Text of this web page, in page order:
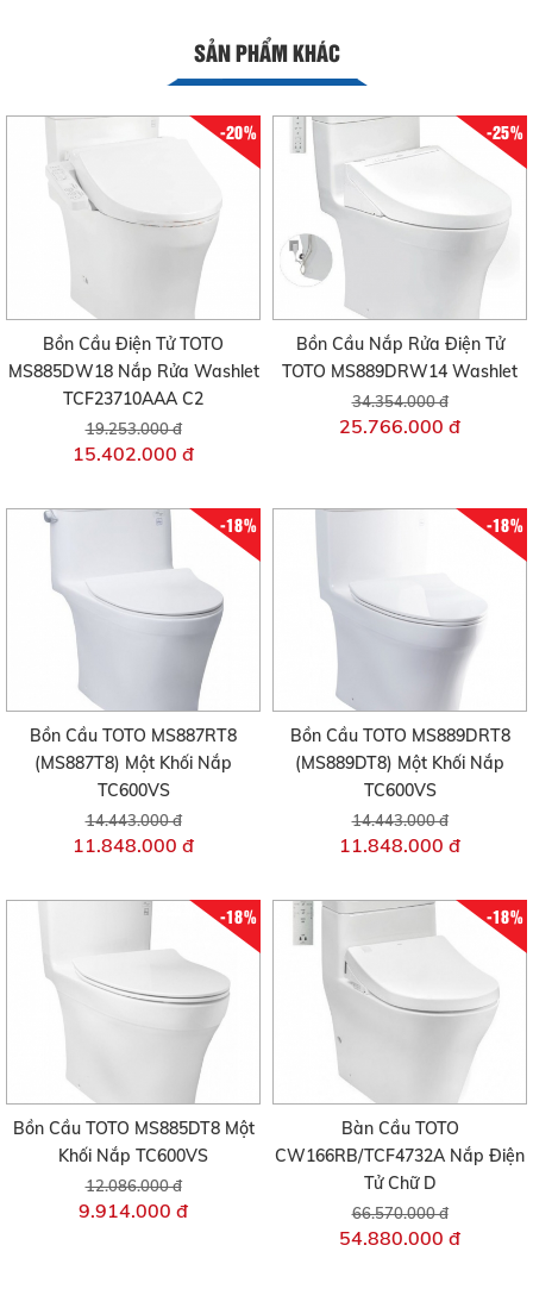
SẢN PHẨM KHÁC
-20%
Bồn Cầu Điện Tử TOTO
MS885DW18 Nắp Rửa Washlet
TCF23710AAA C2
19.253.000 đ
15.402.000 đ
-25%
Bồn Cầu Nắp Rửa Điện Tử
TOTO MS889DRW14 Washlet
34.354.000 đ
25.766.000 đ
-18%
Bồn Cầu TOTO MS887RT8
(MS887T8) Một Khối Nắp
TC600VS
14.443.000 đ
11.848.000 đ
-18%
Bồn Cầu TOTO MS889DRT8
(MS889DT8) Một Khối Nắp
TC600VS
14.443.000 đ
11.848.000 đ
-18%
Bồn Cầu TOTO MS885DT8 Một
Khối Nắp TC600VS
12.086.000 đ
9.914.000 đ
-18%
Bàn Cầu TOTO
CW166RB/TCF4732A Nắp Điện
Tử Chữ D
66.570.000 đ
54.880.000 đ